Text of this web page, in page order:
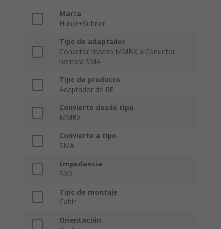
Marca
Huber+Suhner
Tipo de adaptador
Conector macho MMBX a Conector
hembra SMA
Tipo de producto
Adaptador de RF
Convierte desde tipo
MMBX
Convierte a tipo
SMA
Impedancia
50Ω
Tipo de montaje
Cable
Orientación